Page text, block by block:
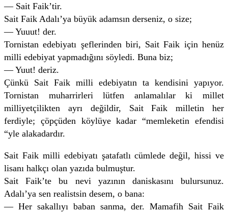
— Sait Faik’tir.
Sait Faik Adalı’ya büyük adamsın derseniz, o size;
— Yuuut! der.
Tornistan edebiyatı şeflerinden biri, Sait Faik için henüz
milli edebiyat yapmadığını söyledi. Buna biz;
— Yuut! deriz.
Çünkü Sait Faik milli edebiyatın ta kendisini yapıyor.
Tornistan muharrirleri lütfen anlamalılar ki millet
milliyetçilikten ayrı değildir, Sait Faik milletin her
ferdiyle; çöpçüden köylüye kadar “memleketin efendisi
“yle alakadardır.
Sait Faik milli edebiyatı şatafatlı cümlede değil, hissi ve
lisanı halkçı olan yazıda bulmuştur.
Sait Faik’te bu nevi yazının daniskasını bulursunuz.
Adalı’ya sen realistsin desem, o bana:
— Her sakallıyı baban sanma, der. Mamafih Sait Faik